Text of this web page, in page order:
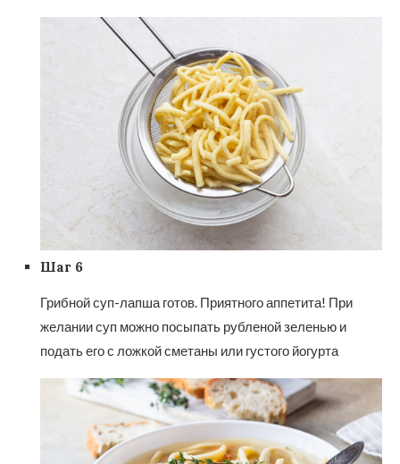
Шаг 6
Грибной суп-лапша готов. Приятного аппетита! При
желании суп можно посыпать рубленой зеленью и
подать его с ложкой сметаны или густого йогурта